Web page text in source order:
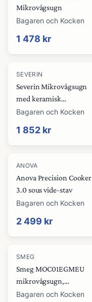
Mikrovågsugn
Bagaren och Kocken
1 478 kr
SEVERIN
Severin Mikrovågsugn
med keramisk
bottenplatta, 900 W
Bagaren och Kocken
1 852 kr
ANOVA
Anova Precision Cooker
3.0 sous vide-stav
Bagaren och Kocken
2 499 kr
SMEG
Smeg MOC01EGMEU
mikrovågsugn,
smaragdgrön
Bagaren och Kocken